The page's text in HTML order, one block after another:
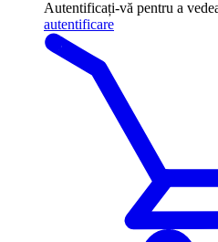
Autentificați-vă pentru a
autentificare